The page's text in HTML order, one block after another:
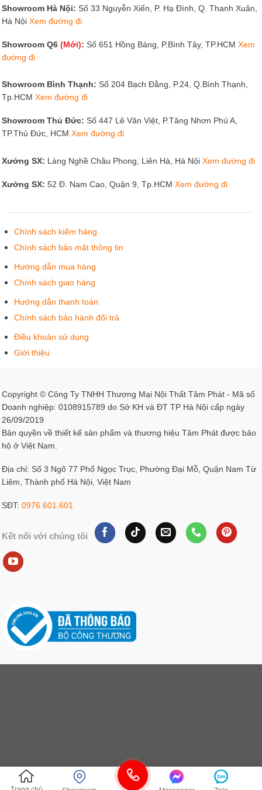
Showroom Hà Nội: Số 33 Nguyễn Xiển, P. Hạ Đình, Q. Thanh Xuân,
Hà Nội Xem đường đi
Showroom Q6 (Mới): Số 651 Hồng Bàng, P.Bình Tây, TP.HCM Xem
đường đi
Showroom Bình Thạnh: Số 204 Bạch Đằng, P.24, Q.Bình Thạnh,
Tp.HCM Xem đường đi
Showroom Thủ Đức: Số 447 Lê Văn Việt, P.Tăng Nhơn Phú A,
TP.Thủ Đức, HCM Xem đường đi
Xưởng SX: Làng Nghề Châu Phong, Liên Hà, Hà Nội Xem đường đi
Xưởng SX: 52 Đ. Nam Cao, Quận 9, Tp.HCM Xem đường đi
Chính sách kiểm hàng
Chính sách bảo mật thông tin
Hướng dẫn mua hàng
Chính sách giao hàng
Hướng dẫn thanh toán
Chính sách bảo hành đổi trả
Điều khoản sử dụng
Giới thiệu
Copyright © Công Ty TNHH Thương Mại Nội Thất Tâm Phát - Mã số
Doanh nghiệp: 0108915789 do Sở KH và ĐT TP Hà Nội cấp ngày
26/09/2019
Bản quyền về thiết kế sản phẩm và thương hiệu Tâm Phát được bảo
hộ ở Việt Nam.
Địa chỉ: Số 3 Ngõ 77 Phố Ngọc Trục, Phường Đại Mỗ, Quận Nam Từ
Liêm, Thành phố Hà Nội, Việt Nam
SĐT: 0976.601.601
Kết nối với chúng tôi